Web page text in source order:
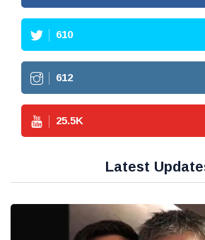
610
612
25.5K
Latest